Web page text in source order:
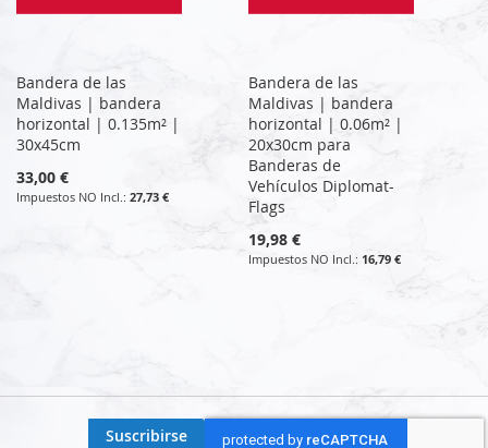
Bandera de las
Maldivas | bandera
horizontal | 0.135m² |
30x45cm
33,00 €
27,73 €
Bandera de las
Maldivas | bandera
horizontal | 0.06m² |
20x30cm para
Banderas de
Vehículos Diplomat-
Flags
19,98 €
16,79 €
Suscribirse